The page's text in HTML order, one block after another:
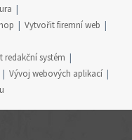
Vytvořit firemní web
redakční systém
Vývoj webových aplikací